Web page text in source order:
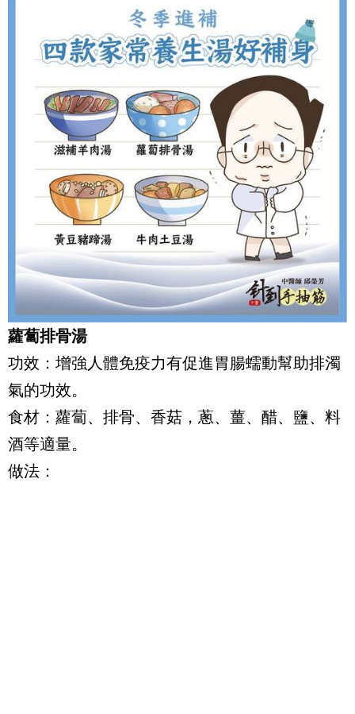
蘿蔔排骨湯
功效：增強人體免疫力有促進胃腸蠕動幫助排濁
氣的功效。
食材：蘿蔔、排骨、香菇，蔥、薑、醋、鹽、料
酒等適量。
做法：